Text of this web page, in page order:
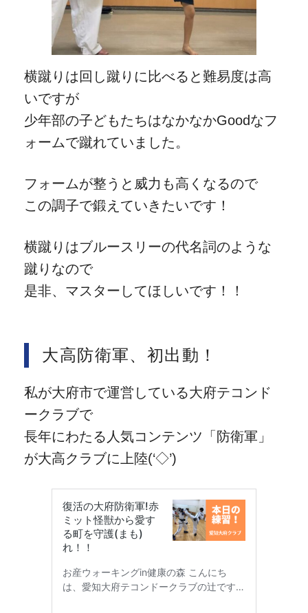
横蹴りは回し蹴りに比べると難易度は高
いですが
少年部の子どもたちはなかなかGoodなフ
ォームで蹴れていました。
フォームが整うと威力も高くなるので
この調子で鍛えていきたいです！
横蹴りはブルースリーの代名詞のような
蹴りなので
是非、マスターしてほしいです！！
大高防衛軍、初出動！
私が大府市で運営している大府テコンド
ークラブで
長年にわたる人気コンテンツ「防衛軍」
が大高クラブに上陸(‘◇’)ゞ